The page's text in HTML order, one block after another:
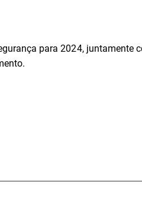
para 2024, juntamente